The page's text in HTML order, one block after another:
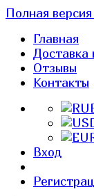
Полная
Главная
Доставка
Отзывы
Контакты
Вход